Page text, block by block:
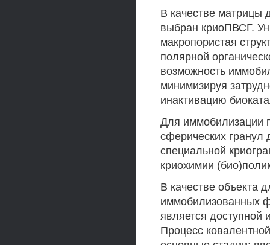
В качестве матрицы
выбран криоПВСГ.
макропористая
полярной
возможность
минимизируя
инактивацию
Для иммобилизации
сферических
специальной
криохимии
В качестве объекта
иммобилизованных
является доступной
Процесс